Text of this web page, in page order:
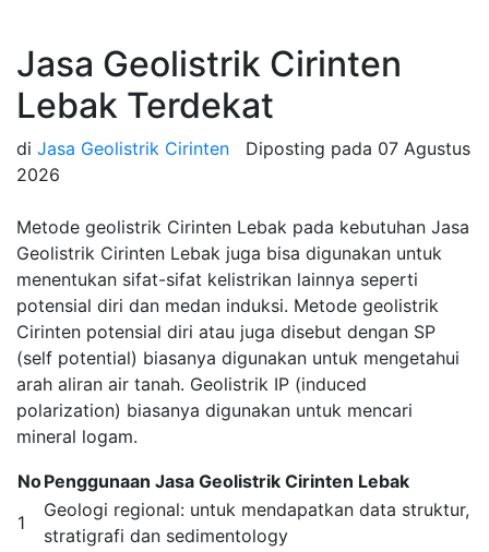
Jasa Geolistrik Cirinten
Lebak Terdekat
di Jasa Geolistrik Cirinten Diposting pada 07 Agustus
2026
Metode geolistrik Cirinten Lebak pada kebutuhan Jasa
Geolistrik Cirinten Lebak juga bisa digunakan untuk
menentukan sifat-sifat kelistrikan lainnya seperti
potensial diri dan medan induksi. Metode geolistrik
Cirinten potensial diri atau juga disebut dengan SP
(self potential) biasanya digunakan untuk mengetahui
arah aliran air tanah. Geolistrik IP (induced
polarization) biasanya digunakan untuk mencari
mineral logam.
NoPenggunaan Jasa Geolistrik Cirinten Lebak
1
Geologi regional: untuk mendapatkan data struktur,
stratigrafi dan sedimentology